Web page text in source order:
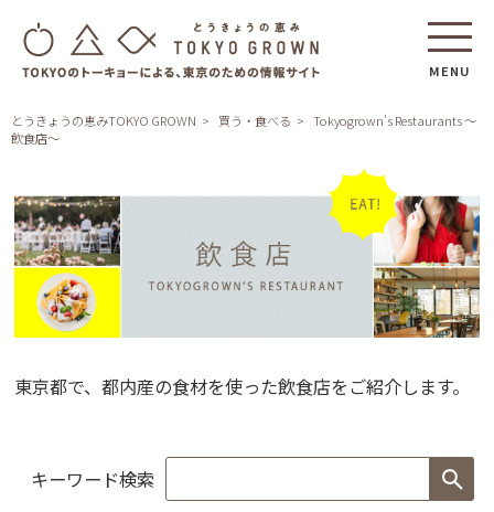
MENU
とうきょうの恵みTOKYO GROWN 買う・食べる
Tokyogrown's Restaurants ～
飲食店～
～
東京都で、都内産の食材を使った飲食店をご紹介します。
キーワード検索